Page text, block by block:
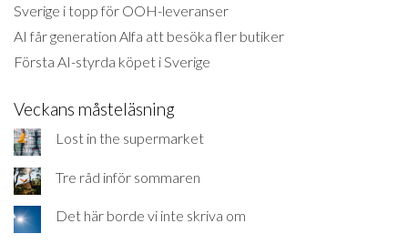
Sverige i topp för OOH-leveranser
AI får generation Alfa att besöka fler butiker
Första AI-styrda köpet i Sverige
Veckans måsteläsning
Lost in the supermarket
Tre råd inför sommaren
Det här borde vi inte skriva om